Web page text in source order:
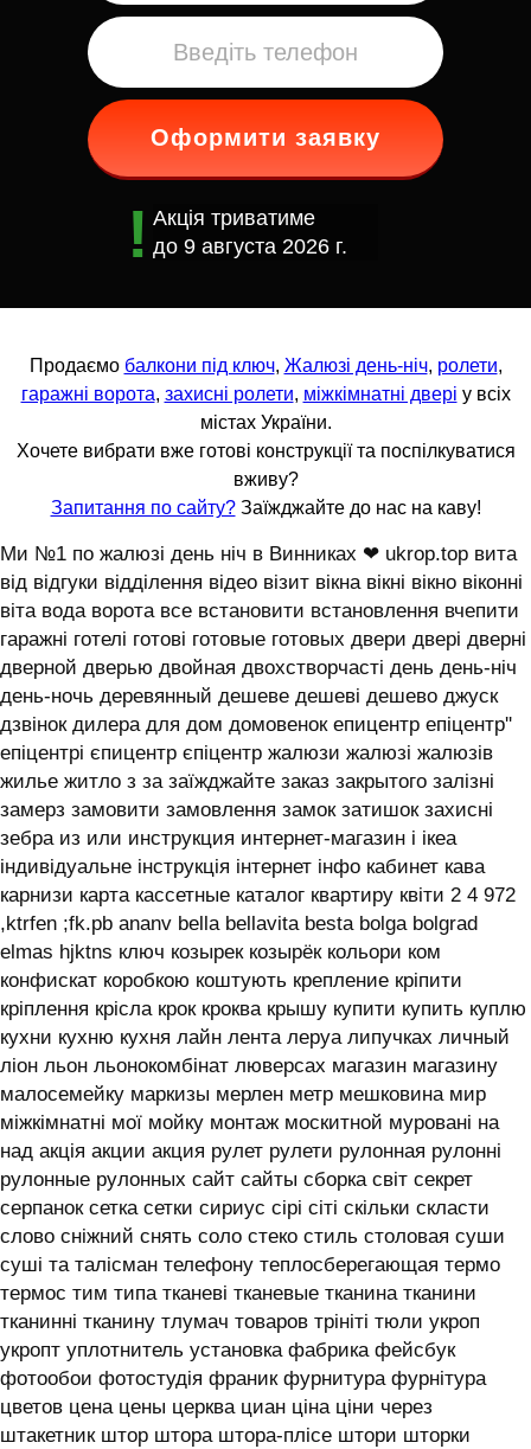
Оформити заявку
Акція триватиме
до 9 августа 2026 г.
Продаємо балкони під ключ, Жалюзі день-ніч, ролети,
гаражні ворота, захисні ролети, міжкімнатні двері у всіх
містах України.
Хочете вибрати вже готові конструкції та поспілкуватися
вживу?
Запитання по сайту?Заїжджайте до нас на каву!
Ми №1 по жалюзі день ніч в Винниках ❤ ukrop.top вита
від відгуки відділення відео візит вікна вікні вікно віконні
віта вода ворота все встановити встановлення вчепити
гаражні готелі готові готовые готовых двери двері дверні
дверной дверью двойная двохстворчасті день день-ніч
день-ночь деревянный дешеве дешеві дешево джуск
дзвінок дилера для дом домовенок епицентр епіцентр''
епіцентрі єпицентр єпіцентр жалюзи жалюзі жалюзів
жилье житло з за заїжджайте заказ закрытого залізні
замерз замовити замовлення замок затишок захисні
зебра из или инструкция интернет-магазин і ікеа
індивідуальне інструкція інтернет інфо кабинет кава
карнизи карта кассетные каталог квартиру квіти 2 4 972
,ktrfen ;fk.pb ananv bella bellavita besta bolga bolgrad
elmas hjktns ключ козырек козырёк кольори ком
конфискат коробкою коштують крепление кріпити
кріплення крісла крок кроква крышу купити купить куплю
кухни кухню кухня лайн лента леруа липучках личный
ліон льон льонокомбінат люверсах магазин магазину
малосемейку маркизы мерлен метр мешковина мир
міжкімнатні мої мойку монтаж москитной муровані на
над акція акции акция рулет рулети рулонная рулонні
рулонные рулонных сайт сайты сборка світ секрет
серпанок сетка сетки сириус сірі сіті скільки скласти
слово сніжний снять соло стеко стиль столовая суши
суші та талісман телефону теплосберегающая термо
термос тим типа тканеві тканевые тканина тканини
тканинні тканину тлумач товаров трініті тюли укроп
укропт уплотнитель установка фабрика фейсбук
фотообои фотостудія франик фурнитура фурнітура
цветов цена цены церква циан ціна ціни через
штакетник штор штора штора-плісе штори шторки